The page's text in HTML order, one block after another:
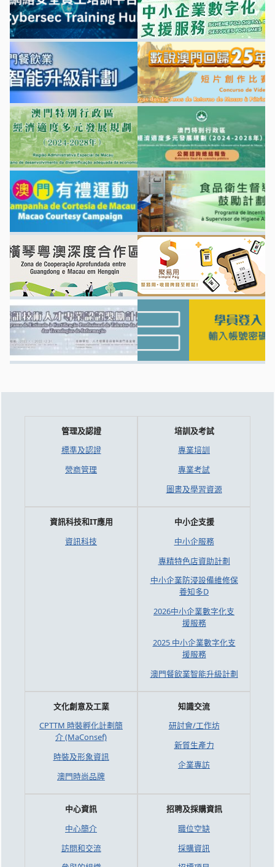
管理及認證
標準及認證
營商管理
培訓及考試
專業培訓
專業考試
圖書及學習資源
資訊科技和IT應用
資訊科技
中小企支援
中小企服務
專精特色店資助計劃
中小企業防浸設備維修保
養知多D
2026中小企業數字化支
援服務
2025 中小企業數字化支
援服務
澳門餐飲業智能升級計劃
文化創意及工業
CPTTM 時裝孵化計劃簡
介 (MaConsef)
時裝及形象資訊
澳門時尚品牌
知識交流
研討會/工作坊
新質生產力
企業專訪
中心資訊
中心簡介
訪問和交流
招聘及採購資訊
職位空缺
採購資訊